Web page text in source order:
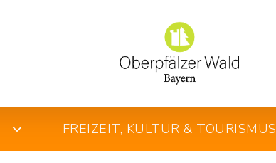
FREIZEIT, KULTUR & TOURISMUS